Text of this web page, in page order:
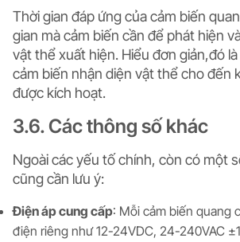
Thời gian đáp ứng của cảm biến
gian mà cảm biến cần để phát hiện
vật thể xuất hiện. Hiểu đơn giản,đó
cảm biến nhận diện vật thể cho đến
được kích hoạt.
3.6. Các thông số khác
Ngoài các yếu tố chính, còn có một
cũng cần lưu ý:
Điện áp cung cấp: Mỗi cảm biến quang
điện riêng như 12-24VDC, 24-240VAC